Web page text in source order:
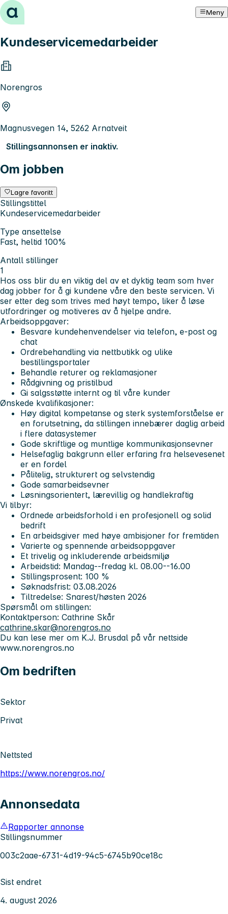
Hopp til innhold Meny
Kundeservicemedarbeider
Norengros
Magnusvegen 14, 5262 Arnatveit
Stillingsannonsen er inaktiv.
Om jobben
Lagre favoritt
Stillingstittel
Kundeservicemedarbeider
Type ansettelse
Fast, heltid 100%
Antall stillinger
1
Hos oss blir du en viktig del av et dyktig team som hver
dag jobber for å gi kundene våre den beste servicen. Vi
ser etter deg som trives med høyt tempo, liker å løse
utfordringer og motiveres av å hjelpe andre.
Arbeidsoppgaver:
Besvare kundehenvendelser via telefon, e-post og
chat
Ordrebehandling via nettbutikk og ulike
bestillingsportaler
Behandle returer og reklamasjoner
Rådgivning og pristilbud
Gi salgsstøtte internt og til våre kunder
Ønskede kvalifikasjoner:
Høy digital kompetanse og sterk systemforståelse er
en forutsetning, da stillingen innebærer daglig arbeid
i flere datasystemer
Gode skriftlige og muntlige kommunikasjonsevner
Helsefaglig bakgrunn eller erfaring fra helsevesenet
er en fordel
Pålitelig, strukturert og selvstendig
Gode samarbeidsevner
Løsningsorientert, lærevillig og handlekraftig
Vi tilbyr:
Ordnede arbeidsforhold i en profesjonell og solid
bedrift
En arbeidsgiver med høye ambisjoner for fremtiden
Varierte og spennende arbeidsoppgaver
Et trivelig og inkluderende arbeidsmiljø
Arbeidstid: Mandag--fredag kl. 08.00--16.00
Stillingsprosent: 100 %
Søknadsfrist: 03.08.2026
Tiltredelse: Snarest/høsten 2026
Spørsmål om stillingen:
Kontaktperson: Cathrine Skår
cathrine.skar@norengros.no
Du kan lese mer om K.J. Brusdal på vår nettside
www.norengros.no
Om bedriften
Sektor
Privat
Nettsted
https://www.norengros.no/
Annonsedata
Rapporter annonse
Stillingsnummer
003c2aae-6731-4d19-94c5-6745b90ce18c
Sist endret
4. august 2026